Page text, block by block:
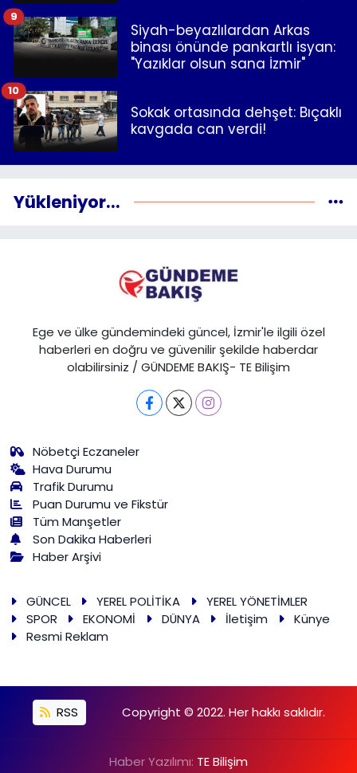
Siyah-beyazlılardan Arkas
binası önünde pankartlı isyan:
"Yazıklar olsun sana İzmir"
9
Sokak ortasında dehşet: Bıçaklı
kavgada can verdi!
10
Yükleniyor...
Ege ve ülke gündemindeki güncel, İzmir'le ilgili özel
haberleri en doğru ve güvenilir şekilde haberdar
olabilirsiniz / GÜNDEME BAKIŞ- TE Bilişim
Nöbetçi Eczaneler
Hava Durumu
Trafik Durumu
Puan Durumu ve Fikstür
Tüm Manşetler
Son Dakika Haberleri
Haber Arşivi
GÜNCEL YEREL POLİTİKA
YEREL YÖNETİMLER
SPOR
EKONOMİ DÜNYA İletişim
Künye
Resmi Reklam
RSS Copyright © 2022. Her hakkı saklıdır.
Haber Yazılımı: TE Bilişim